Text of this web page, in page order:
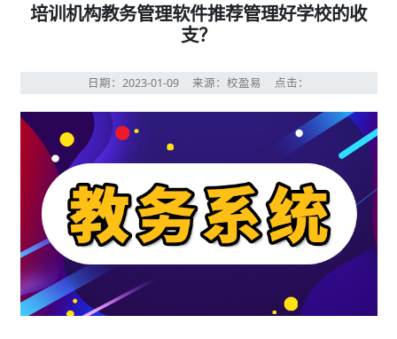
培训机构教务管理软件推荐管理好学校的收
支？
日期：2023-01-09 来源：校盈易 点击：